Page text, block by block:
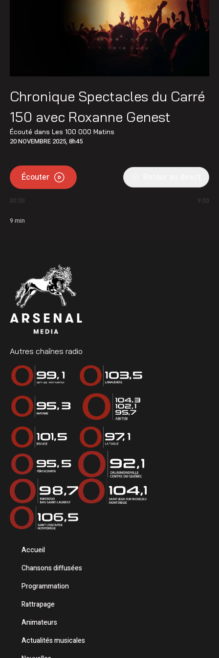
Chronique Spectacles du Carré
150 avec Roxanne Genest
Écouté dans Les 100 000 Matins
20 NOVEMBRE 2025, 8h45
Écouter
00:00 9:00
9 min
Autres chaînes radio
Accueil
Chansons diffusées
Programmation
Rattrapage
Animateurs
Actualités musicales